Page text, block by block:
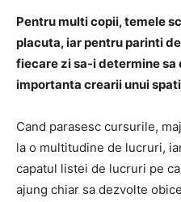
Pentru multi copii, temele
placuta, iar pentru parinti
fiecare zi sa-i determine sa
importanta crearii unui
Cand parasesc cursurile,
la o multitudine de lucruri,
capatul listei de lucruri pe
ajung chiar sa dezvolte